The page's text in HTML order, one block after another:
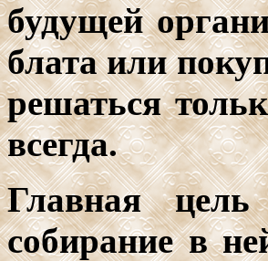
будущей
блата или
решаться
всегда.
Главная
собирание в